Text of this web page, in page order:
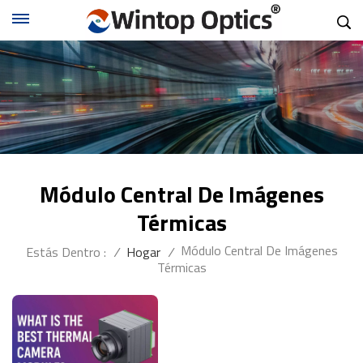
Módulo Central De Imágenes
Térmicas
Estás Dentro : / Hogar / Módulo Central De Imágenes
Térmicas